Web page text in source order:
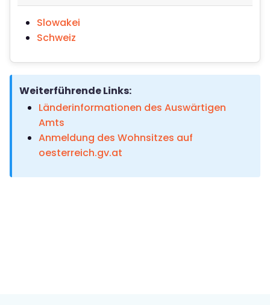
Slowakei
Schweiz
Weiterführende Links:
Länderinformationen des Auswärtigen
Amts
Anmeldung des Wohnsitzes auf
oesterreich.gv.at